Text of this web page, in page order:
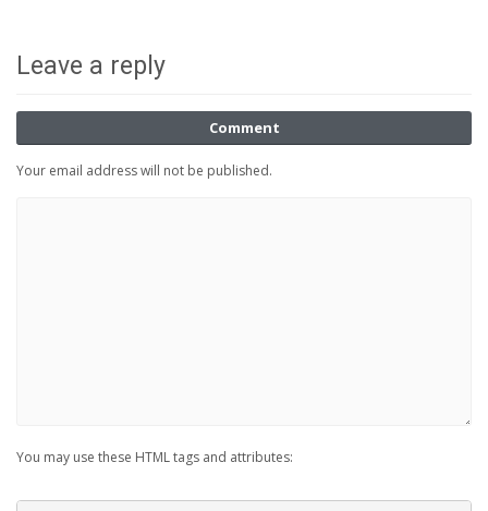
Leave a reply
Comment
Your email address will not be published.
You may use these HTML tags and attributes: